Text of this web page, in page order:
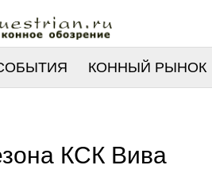
КОННЫЙ РЫНОК
КСК Вива